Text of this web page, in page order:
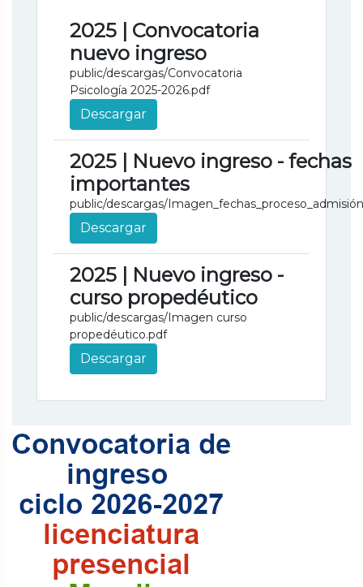
2025 | Convocatoria
nuevo ingreso
public/descargas/Convocatoria
Psicología 2025-2026.pdf
Descargar
2025 | Nuevo ingreso - fechas
importantes
public/descargas/
Descargar
2025 | Nuevo ingreso -
curso propedéutico
public/descargas/Imagen curso
propedéutico.pdf
Descargar